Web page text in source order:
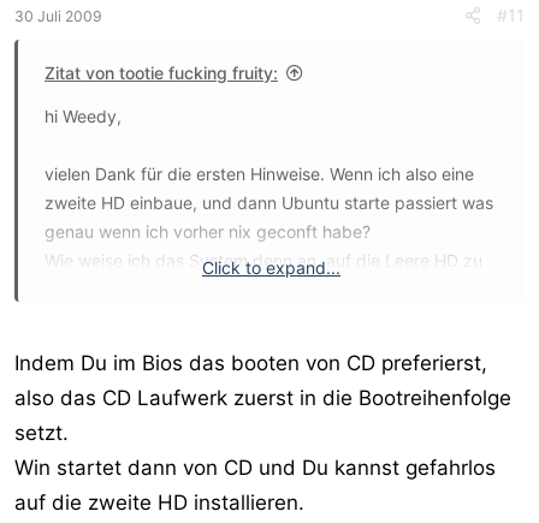
30 Juli 2009 #11
Zitat von tootie fucking fruity:
hi Weedy,
vielen Dank für die ersten Hinweise. Wenn ich also eine
zweite HD einbaue, und dann Ubuntu starte passiert was
genau wenn ich vorher nix geconft habe?
Wie weise ich das System denn an, auf die Leere HD zu
Danke.
Click to expand...
Indem Du im Bios das booten von CD preferierst,
also das CD Laufwerk zuerst in die Bootreihenfolge
setzt.
Win startet dann von CD und Du kannst gefahrlos
auf die zweite HD installieren.